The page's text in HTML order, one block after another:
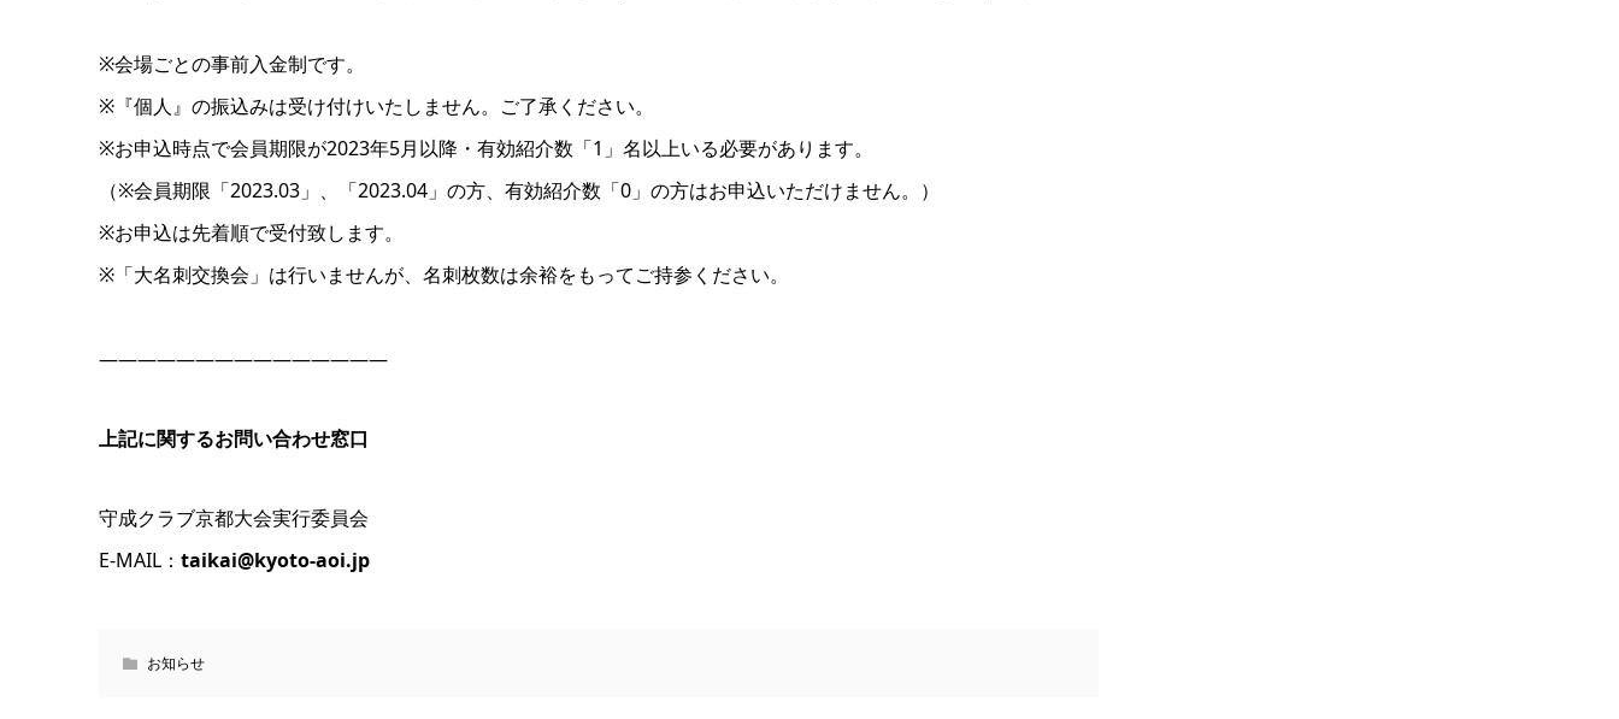
※会場ごとの事前入金制です。
※『個人』の振込みは受け付けいたしません。ご了承ください。
※お申込時点で会員期限が2023年5月以降・有効紹介数「1」名以上いる必要があります。
（※会員期限「2023.03」、「2023.04」の方、有効紹介数「0」の方はお申込いただけません。）
※お申込は先着順で受付致します。
※「大名刺交換会」は行いませんが、名刺枚数は余裕をもってご持参ください。
———————————————
上記に関するお問い合わせ窓口
守成クラブ京都大会実行委員会
E-MAIL： taikai@kyoto-aoi.jp
お知らせ